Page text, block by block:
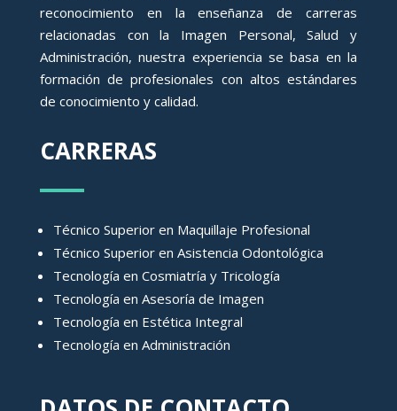
reconocimiento en la enseñanza de carreras
relacionadas con la Imagen Personal, Salud y
Administración, nuestra experiencia se basa en la
formación de profesionales con altos estándares
de conocimiento y calidad.
CARRERAS
Técnico Superior en Maquillaje Profesional
Técnico Superior en Asistencia Odontológica
Tecnología en Cosmiatría y Tricología
Tecnología en Asesoría de Imagen
Tecnología en Estética Integral
Tecnología en Administración